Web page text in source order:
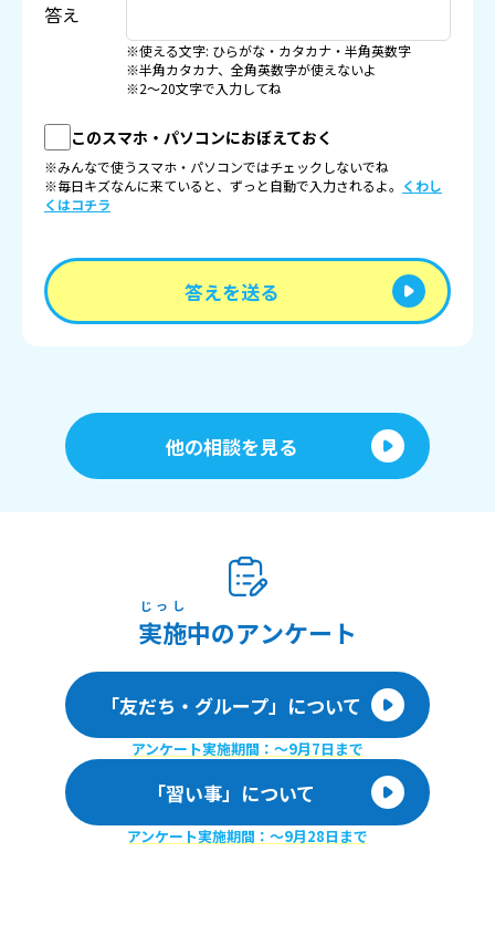
答え
※使える文字: ひらがな・カタカナ・半角英数字
※半角カタカナ、全角英数字が使えないよ
※2〜20文字で入力してね
このスマホ・パソコンにおぼえておく
※みんなで使うスマホ・パソコンではチェックしないでね
※毎日キズなんに来ていると、ずっと自動で入力されるよ。 くわし
くはコチラ
答えを送る
他の相談を見る
実施
じっし
中のアンケート
「友だち・グループ」について
アンケート実施期間：〜9月7日まで
「習い事」について
アンケート実施期間：〜9月28日まで